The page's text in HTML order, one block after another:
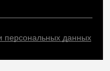
персональных данных